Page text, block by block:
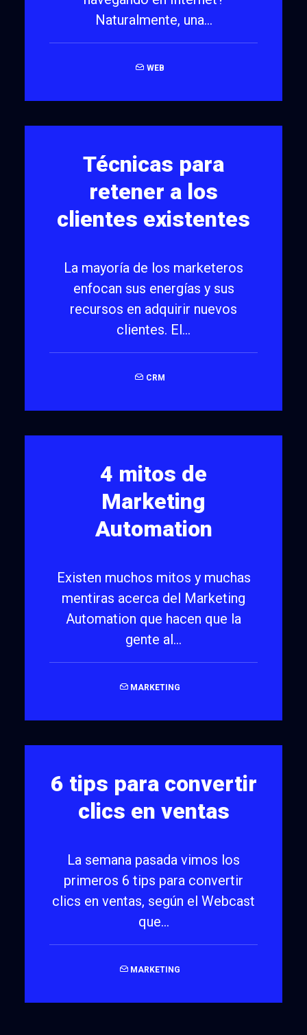
Naturalmente, una…
WEB
Técnicas para
retener a los
clientes existentes
La mayoría de los marketeros
enfocan sus energías y sus
recursos en adquirir nuevos
clientes. El…
CRM
4 mitos de
Marketing
Automation
Existen muchos mitos y muchas
mentiras acerca del Marketing
Automation que hacen que la
gente al…
MARKETING
6 tips para convertir
clics en ventas
La semana pasada vimos los
primeros 6 tips para convertir
clics en ventas, según el Webcast
que…
MARKETING